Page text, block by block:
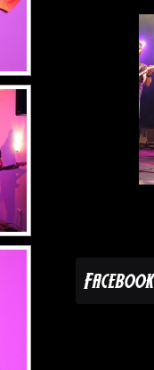
Facebook